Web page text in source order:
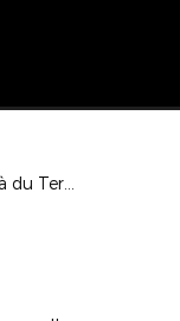
Le Pôle Espoirs, au delà du Terrain